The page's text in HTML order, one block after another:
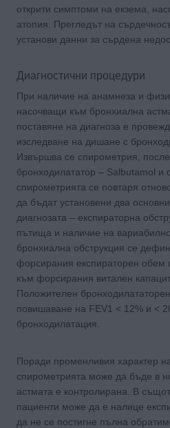
открити симптоми на екзема,
атопия. Прегледът на
установи данни за сърдена
Диагностични процедури
При наличие на анамнеза и
насочващи към бронхиална
поставяне на диагноза е
изследване на дишане с
Извършва се спирометрия,
бронходилататор – Salbutamol и
спирометрията се повтаря
да бъдат установени два
диагнозата – експираторна
пътища и наличие на
бронхиална обструкция се
форсирания експираторен обем
към форсирания витален
Положителен
повишаване на FEV1 < 12% и <
бронходилатация.
Поради променливия характер
спирометрията може да бъде в
астмата е контролирана. В
пациенти може да е налице
да не се постигне пълна